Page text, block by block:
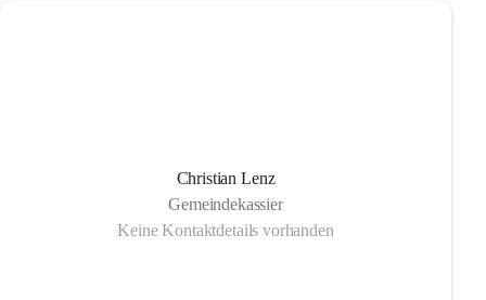
Christian Lenz
Gemeindekassier
Keine Kontaktdetails vorhanden